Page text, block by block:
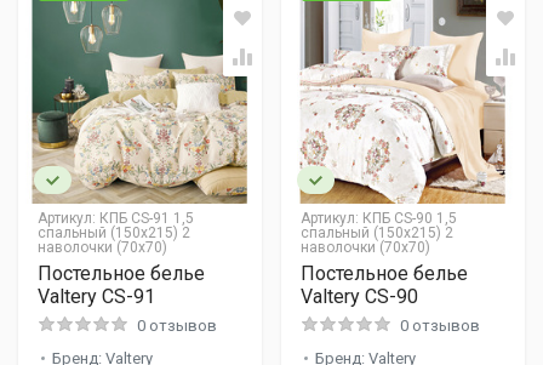
Артикул: КПБ CS-91 1,5
спальный (150х215) 2
наволочки (70х70)
Постельное белье
Valtery CS-91
0 отзывов
Бренд: Valtery
Артикул: КПБ CS-90 1,5
спальный (150х215) 2
наволочки (70х70)
Постельное белье
Valtery CS-90
0 отзывов
Бренд: Valtery